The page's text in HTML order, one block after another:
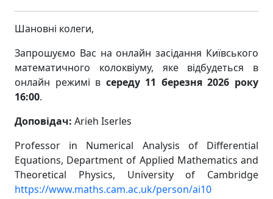
Шановні колеги,
Запрошуємо Вас на онлайн засідання Київського
математичного колоквіуму, яке відбудеться в
онлайн режимі в середу 11 березня 2026 року
16:00.
Доповідач: Arieh Iserles
Professor in Numerical Analysis of Differential
Equations, Department of Applied Mathematics and
Theoretical Physics, University of Cambridge
https://www.maths.cam.ac.uk/person/ai10